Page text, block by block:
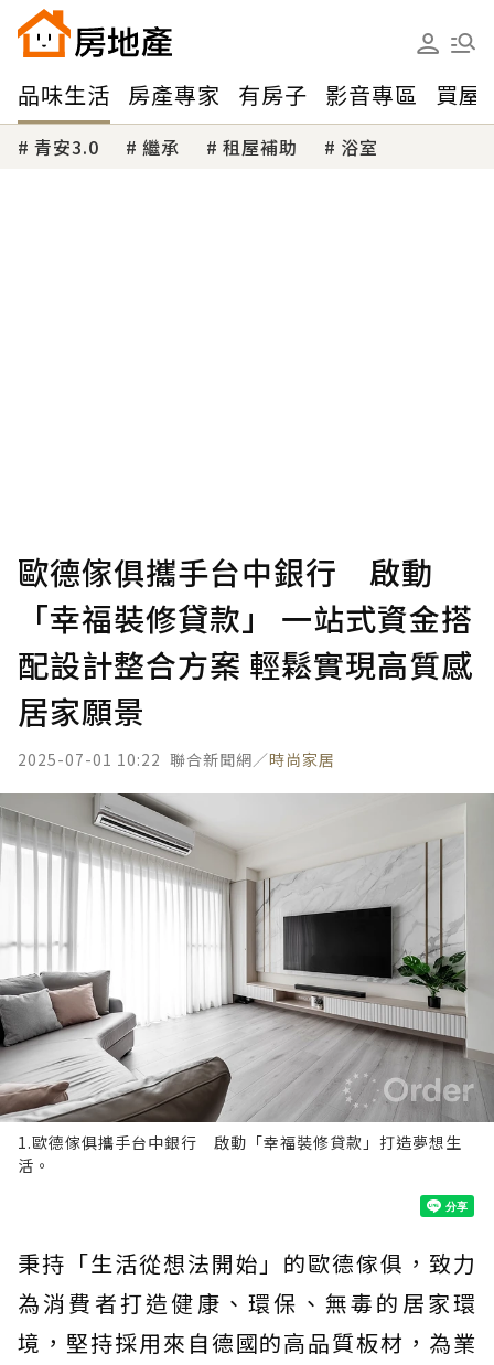
品味生活 房產專家 有房子 影音專區 買屋
青安3.0 繼承 租屋補助 浴室
歐德傢俱攜手台中銀行 啟動
「幸福裝修貸款」 一站式資金搭
配設計整合方案 輕鬆實現高質感
居家願景
2025-07-01 10:22 聯合新聞網／時尚家居
1.歐德傢俱攜手台中銀行 啟動「幸福裝修貸款」打造夢想生
活。
秉持「生活從想法開始」的歐德傢俱，致力
為消費者打造健康、環保、無毒的居家環
境，堅持採用來自德國的高品質板材，為業